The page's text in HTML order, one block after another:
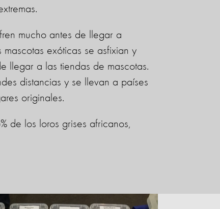
mucho antes de llegar a
exóticas se asfixian y
llegar a las tiendas de mascotas.
distancias y se llevan a países
originales.
de los loros grises africanos,